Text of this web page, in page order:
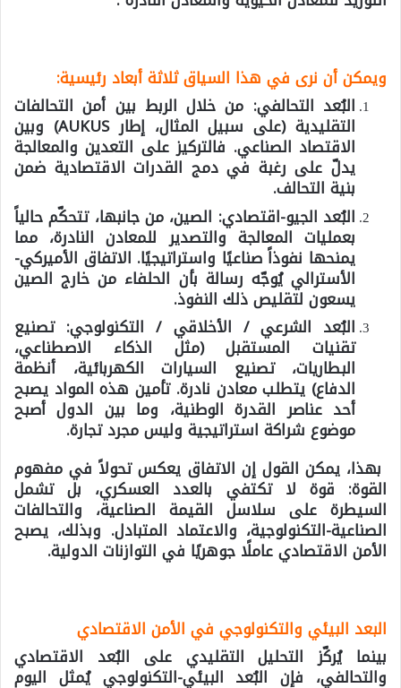
ويمكن أن نرى في هذا السياق ثلاثة أبعاد رئيسية:
البُعد التحالفي: من خلال الربط بين أمن التحالفات
التقليدية (على سبيل المثال، إطار AUKUS) وبين
الاقتصاد الصناعي. فالتركيز على التعدين والمعالجة
يدلّ على رغبة في دمج القدرات الاقتصادية ضمن
بنية التحالف.
البُعد الجيو-اقتصادي: الصين، من جانبها، تتحكّم حالياً
بعمليات المعالجة والتصدير للمعادن النادرة، مما
يمنحها نفوذاً صناعيًا واستراتيجيًا. الاتفاق الأميركي-
الأسترالي يُوجّه رسالة بأن الحلفاء من خارج الصين
يسعون لتقليص ذلك النفوذ.
البُعد الشرعي / الأخلاقي / التكنولوجي: تصنيع
تقنيات المستقبل (مثل الذكاء الاصطناعي،
البطاريات، تصنيع السيارات الكهربائية، أنظمة
الدفاع) يتطلب معادن نادرة. تأمين هذه المواد يصبح
أحد عناصر القدرة الوطنية، وما بين الدول أصبح
موضوع شراكة استراتيجية وليس مجرد تجارة.
بهذا، يمكن القول إن الاتفاق يعكس تحولاً في مفهوم
القوة: قوة لا تكتفي بالعدد العسكري، بل تشمل
السيطرة على سلاسل القيمة الصناعية، والتحالفات
الصناعية-التكنولوجية، والاعتماد المتبادل. وبذلك، يصبح
الأمن الاقتصادي عاملًا جوهريًا في التوازنات الدولية.
البعد البيئي والتكنولوجي في الأمن الاقتصادي
بينما يُركّز التحليل التقليدي على البُعد الاقتصادي
والتحالفي، فإن البُعد البيئي-التكنولوجي يُمثل اليوم